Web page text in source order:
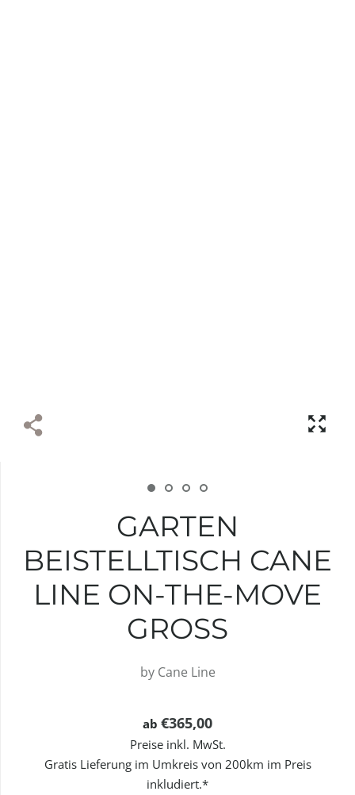
GARTEN
BEISTELLTISCH CANE
LINE ON-THE-MOVE
GROSS
by Cane Line
ab€365,00
Preise inkl. MwSt.
Gratis Lieferung im Umkreis von 200km im Preis
inkludiert.*